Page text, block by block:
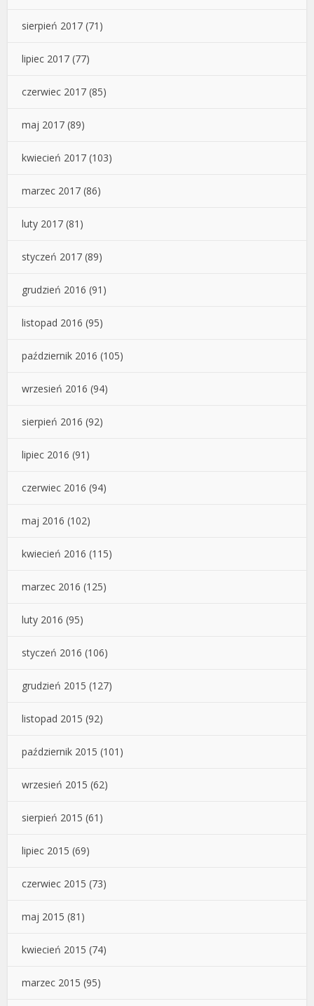
sierpień 2017 (71)
lipiec 2017 (77)
czerwiec 2017 (85)
maj 2017 (89)
kwiecień 2017 (103)
marzec 2017 (86)
luty 2017 (81)
styczeń 2017 (89)
grudzień 2016 (91)
listopad 2016 (95)
październik 2016 (105)
wrzesień 2016 (94)
sierpień 2016 (92)
lipiec 2016 (91)
czerwiec 2016 (94)
maj 2016 (102)
kwiecień 2016 (115)
marzec 2016 (125)
luty 2016 (95)
styczeń 2016 (106)
grudzień 2015 (127)
listopad 2015 (92)
październik 2015 (101)
wrzesień 2015 (62)
sierpień 2015 (61)
lipiec 2015 (69)
czerwiec 2015 (73)
maj 2015 (81)
kwiecień 2015 (74)
marzec 2015 (95)